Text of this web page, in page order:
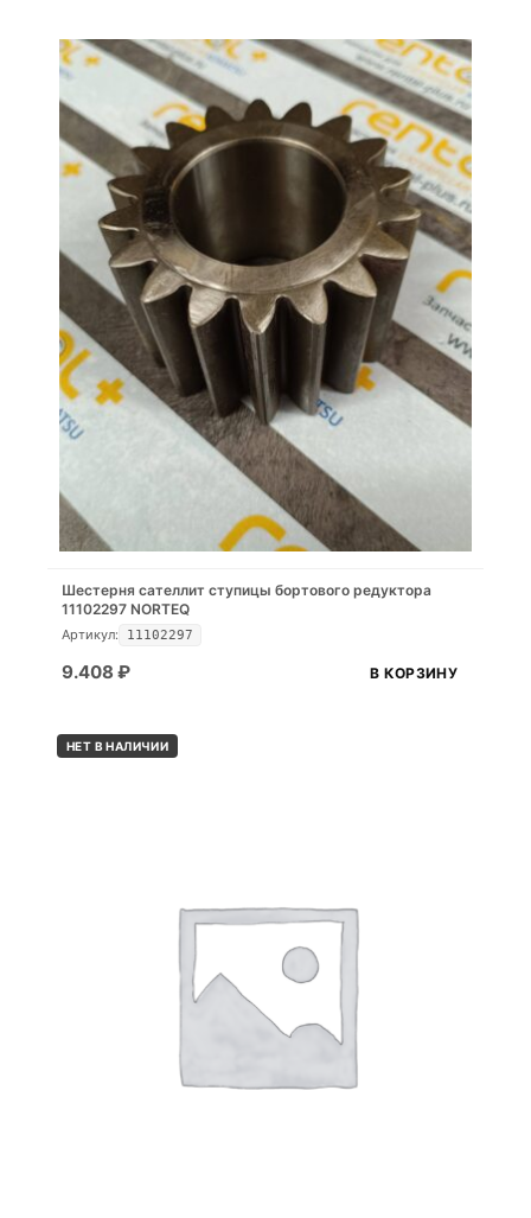
Шестерня сателлит ступицы бортового редуктора
11102297 NORTEQ
Артикул: 11102297
9.408 ₽ В КОРЗИНУ
НЕТ В НАЛИЧИИ